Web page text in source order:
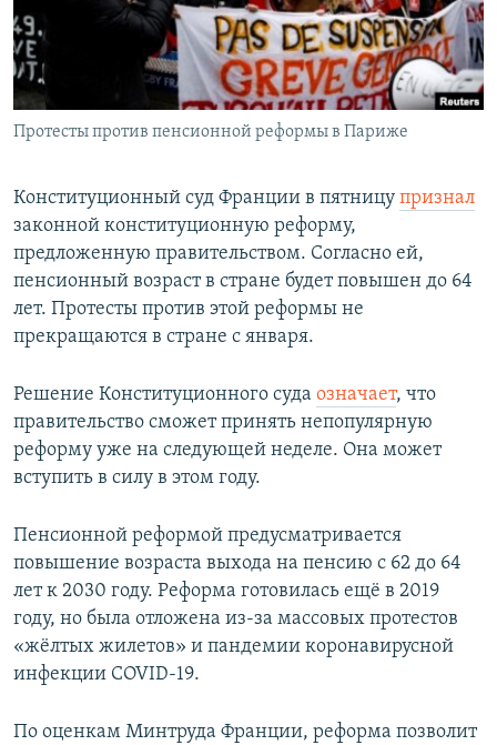
Протесты против пенсионной реформы в Париже
Конституционный суд Франции в пятницу признал
законной конституционную реформу,
предложенную правительством. Согласно ей,
пенсионный возраст в стране будет повышен до 64
лет. Протесты против этой реформы не
прекращаются в стране с января.
Решение Конституционного суда означает, что
правительство сможет принять непопулярную
реформу уже на следующей неделе. Она может
вступить в силу в этом году.
Пенсионной реформой предусматривается
повышение возраста выхода на пенсию с 62 до 64
лет к 2030 году. Pеформа готовилась ещё в 2019
году, но была отложена из-за массовых протестов
«жёлтых жилетов» и пандемии коронавирусной
инфекции COVID-19.
По оценкам Минтруда Франции, реформа позволит